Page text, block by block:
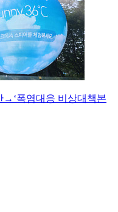
→‘폭염대응 비상대책본